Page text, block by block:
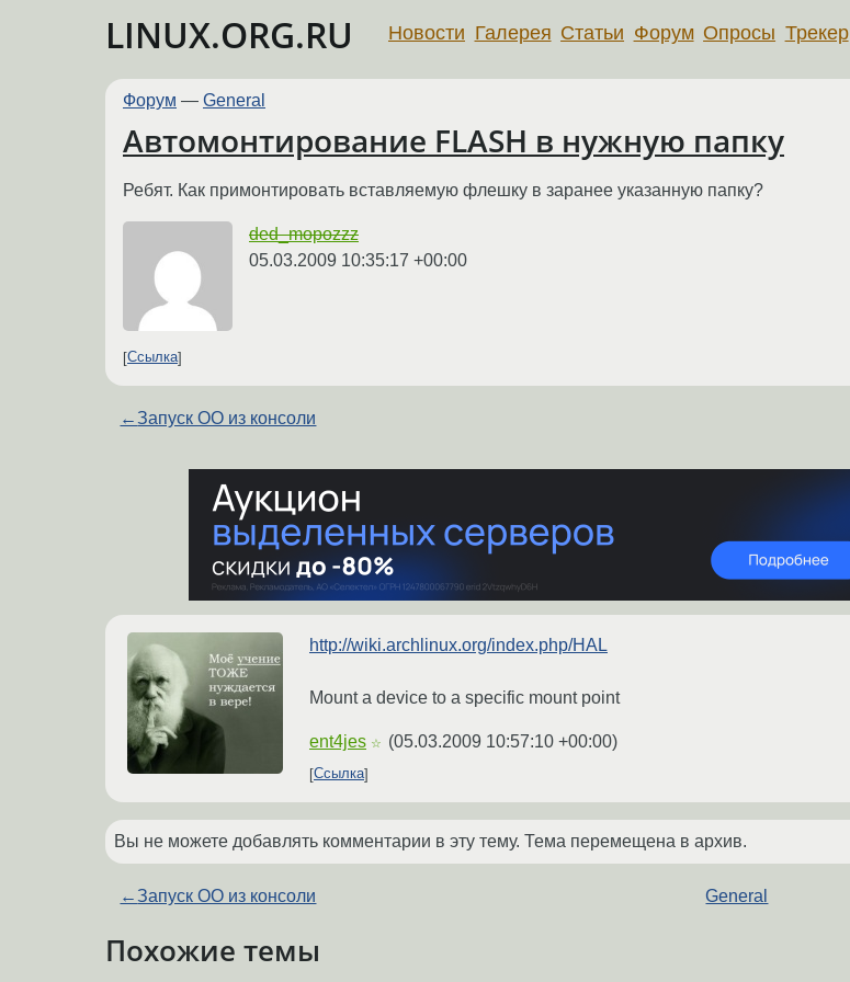
LINUX.ORG.RU Новости Галерея Статьи Форум Опросы Трекер
Форум — General
Автомонтирование FLASH в нужную папку
Ребят. Как примонтировать вставляемую флешку в заранее указанную папку?
ded_mopozzz
05.03.2009 10:35:17 +00:00
Ссылка
←Запуск OO из консоли
http://wiki.archlinux.org/index.php/HAL
Mount a device to a specific mount point
ent4jes ☆ (05.03.2009 10:57:10 +00:00)
Ссылка
Вы не можете добавлять комментарии в эту тему. Тема перемещена в архив.
←Запуск OO из консоли General
Похожие темы